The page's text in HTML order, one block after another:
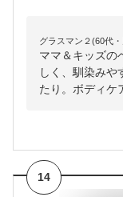
グラスマン２(60代
ママ＆キッズの
しく、馴染みや
たり。ボディケ
14